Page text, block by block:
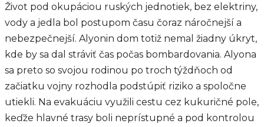
Život pod okupáciou ruských jednotiek, bez elektriny,
vody a jedla bol postupom času čoraz náročnejší a
nebezpečnejší. Alyonin dom totiž nemal žiadny úkryt,
kde by sa dal stráviť čas počas bombardovania. Alyona
sa preto so svojou rodinou po troch týždňoch od
začiatku vojny rozhodla podstúpiť riziko a spoločne
utiekli. Na evakuáciu využili cestu cez kukuričné pole,
keďže hlavné trasy boli neprístupné a pod kontrolou